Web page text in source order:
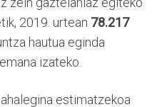
2019. urtean 78.217
hautua eginda
izateko.
estimatzekoa